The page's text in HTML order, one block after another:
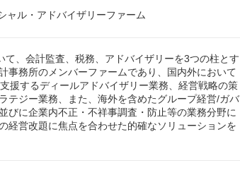
ャル・アドバイザリーファーム
て、会計監査、税務、アドバイザリーを3つの柱とす
事務所のメンバーファームであり、国内外において
援するディールアドバイザリー業務、経営戦略の策
テジー業務、また、海外を含めたグループ経営/ガバ
びに企業内不正・不祥事調査・防止等の業務分野に
経営改題に焦点を合わせた的確なソリューションを